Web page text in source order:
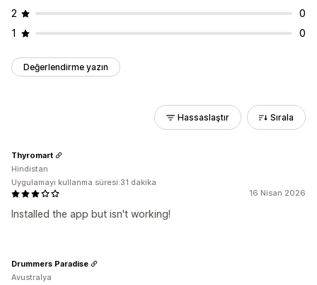
2
0
1
0
Değerlendirme yazın
Hassaslaştır Sırala
16 Nisan 2026
Installed the app but isn't working!
Thyromart
Hindistan
Uygulamayı kullanma süresi:31 dakika
Drummers Paradise
Avustralya